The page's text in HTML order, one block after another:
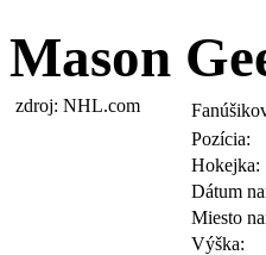
Mason
zdroj: NHL.com
Pozícia:
Hokejka:
Dátum
Miesto
Výška: